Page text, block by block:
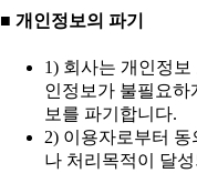
■ 개인정보의 파기
1) 회사는 개인정
인정보가 불필요하
보를 파기합니다.
2) 이용자로부터
나 처리목적이 달